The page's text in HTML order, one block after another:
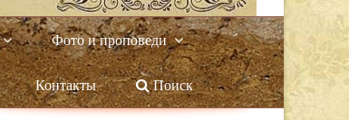
Фото и проповеди
Контакты Поиск